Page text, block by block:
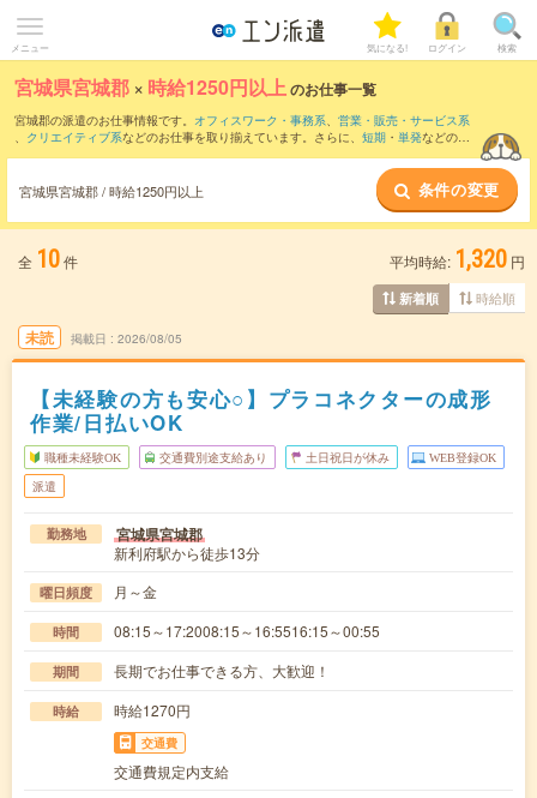
メニュー 気になる! ログイン 検索
宮城県宮城郡 × 時給1250円以上のお仕事一覧
宮城郡の派遣のお仕事情報です。 オフィスワーク・事務系、 営業・販売・サービス系
、 クリエイティブ系などのお仕事を取り揃えています。さらに、 短期 ・ 単発などの期
宮城県宮城郡 / 時給1250円以上 条件の変更
全 10件 平均時給: 1,320 円
新着順 時給順
未読 掲載日 2026/08/05
【未経験の方も安心○】プラコネクターの成形
作業/日払いOK
職種未経験OK 交通費別途支給あり 土日祝日が休み WEB登録OK
派遣
勤務地 宮城県宮城郡
新利府駅から徒歩13分
曜日頻度 月～金
時間 08:15～17:2008:15～16:5516:15～00:55
期間 長期でお仕事できる方、大歓迎！
時給 時給1270円
交通費
交通費規定内支給